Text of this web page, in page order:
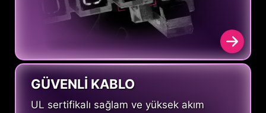
GÜVENLİ KABLO
UL sertifikalı sağlam ve yüksek akım